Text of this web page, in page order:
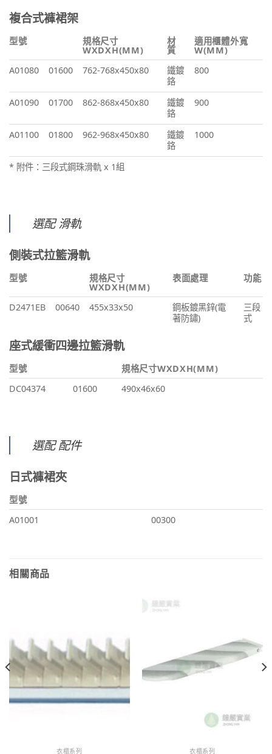
複合式褲裙架
型號 規格尺寸
WXDXH(MM)
材
質
適用櫃體外寬
W(MM)
A01080
01600 762-768x450x80
鐵鍍
鉻
800
A01090 01700 862-868x450x80
鐵鍍
鉻
900
A01100 01800 962-968x450x80
鐵鍍
鉻
1000
* 附件：三段式鋼珠滑軌 x 1組
選配 滑軌
側裝式拉籃滑軌
型號 規格尺寸
WXDXH(MM)
表面處理 功能
D2471EB 00640 455x33x50
鋼板鍍黑鋅(電
著防鏽)
三段
式
座式緩衝四邊拉籃滑軌
型號
規格尺寸WXDXH(MM)
DC04374
01600 490x46x60
選配 配件
日式褲裙夾
型號
A01001
00300
相關商品
衣櫃系列 衣櫃系列